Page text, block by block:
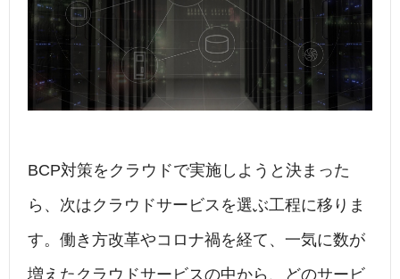
BCP対策をクラウドで実施しようと決まった
ら、次はクラウドサービスを選ぶ工程に移りま
す。働き方改革やコロナ禍を経て、一気に数が
増えたクラウドサービスの中から、どのサービ